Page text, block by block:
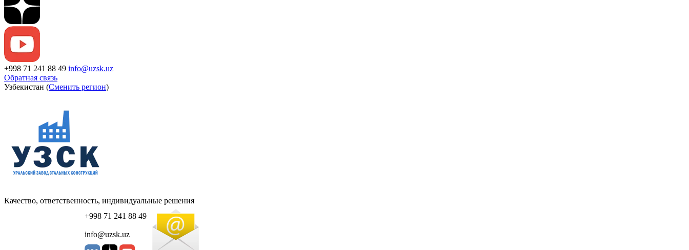
+998 71 241 88 49 info@uzsk.uz
Обратная связь
Узбекистан (Сменить регион)
Качество, ответственность, индивидуальные решения
+998 71 241 88 49
info@uzsk.uz